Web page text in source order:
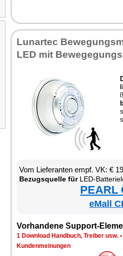
Lun­ar­tec
LED mit
Vom Lie­fe­ran­ten empf. VK: €
Be­zugs­quel­le fürLED-
PEARL
eMall
Vor­han­de­ne Sup­port-
1 Down­load Hand­buch, Trei­ber usw. •
Kun­den­mei­nun­gen